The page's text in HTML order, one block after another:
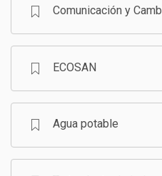
Comunicación y
ECOSAN
Agua potable